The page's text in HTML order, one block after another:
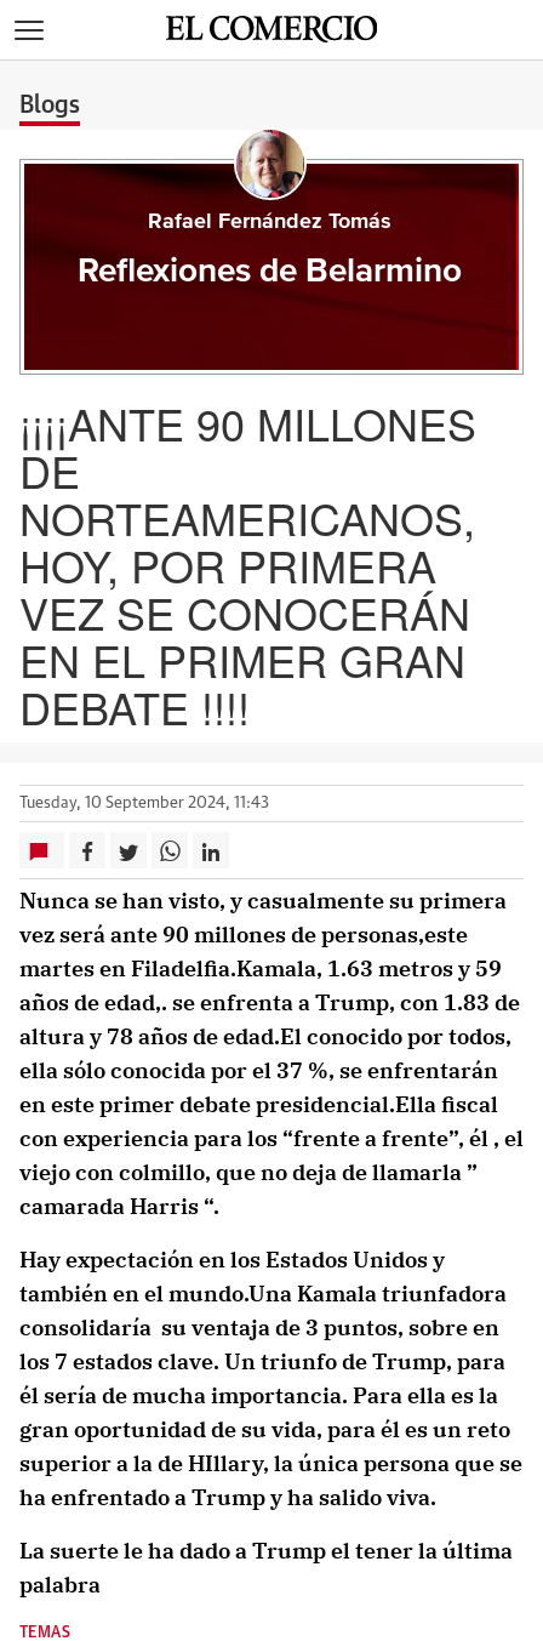
Blogs
Rafael Fernández Tomás
Reflexiones de Belarmino
¡¡¡¡ANTE 90 MILLONES
DE
NORTEAMERICANOS,
HOY, POR PRIMERA
VEZ SE CONOCERÁN
EN EL PRIMER GRAN
DEBATE !!!!
Tuesday, 10 September 2024, 11:43
Nunca se han visto, y casualmente su primera
vez será ante 90 millones de personas,este
martes en Filadelfia.Kamala, 1.63 metros y 59
años de edad,. se enfrenta a Trump, con 1.83 de
altura y 78 años de edad.El conocido por todos,
ella sólo conocida por el 37 %, se enfrentarán
en este primer debate presidencial.Ella fiscal
con experiencia para los “frente a frente”, él , el
viejo con colmillo, que no deja de llamarla ”
camarada Harris “.
Hay expectación en los Estados Unidos y
también en el mundo.Una Kamala triunfadora
consolidaría su ventaja de 3 puntos, sobre en
los 7 estados clave. Un triunfo de Trump, para
él sería de mucha importancia. Para ella es la
gran oportunidad de su vida, para él es un reto
superior a la de HIllary, la única persona que se
ha enfrentado a Trump y ha salido viva.
La suerte le ha dado a Trump el tener la última
palabra
TEMAS